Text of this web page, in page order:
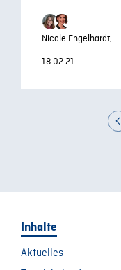
Nicole Engelhardt,
18.02.21
Inhalte
Aktuelles